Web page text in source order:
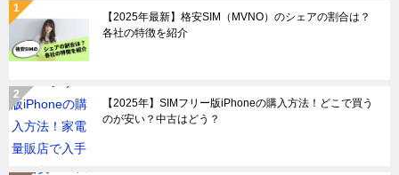
【2025年最新】格安SIM（MVNO）のシェアの割合は？
各社の特徴を紹介
【2025年】SIMフリー版iPhoneの購入方法！どこで買う
のが安い？中古はどう？